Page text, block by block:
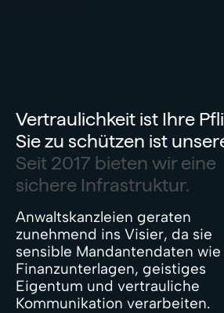
Vertraulichkeit ist Ihre
Sie zu schützen ist
Seit 2017 bieten wir eine
sichere Infrastruktur.
Anwaltskanzleien geraten
zunehmend ins Visier, da sie
sensible Mandantendaten wie
Finanzunterlagen, geistiges
Eigentum und vertrauliche
Kommunikation verarbeiten.